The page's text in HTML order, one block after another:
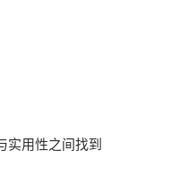
用性之间找到